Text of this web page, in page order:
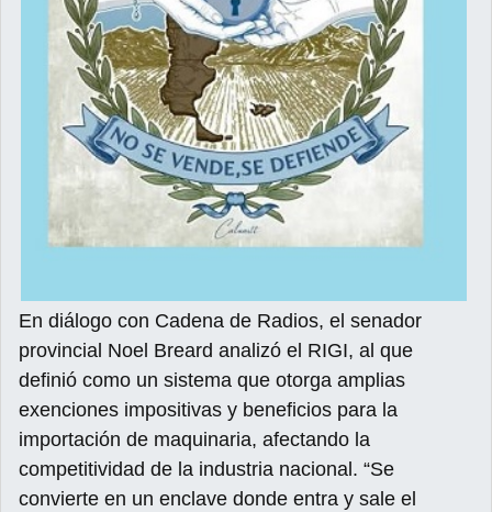
En diálogo con Cadena de Radios, el senador
provincial Noel Breard analizó el RIGI, al que
definió como un sistema que otorga amplias
exenciones impositivas y beneficios para la
importación de maquinaria, afectando la
competitividad de la industria nacional. “Se
convierte en un enclave donde entra y sale el